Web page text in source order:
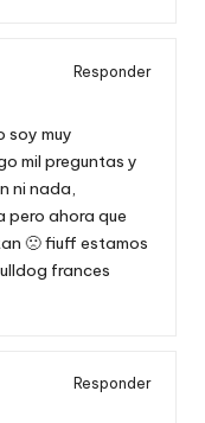
Responder
soy muy
mil preguntas y
ni nada,
pero ahora que
🙁 fiuff estamos
frances
Responder